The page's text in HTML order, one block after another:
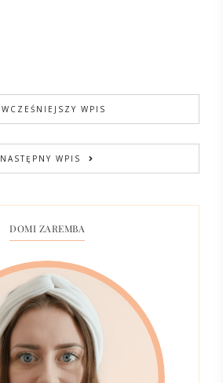
WCZEŚNIEJSZY WPIS
NASTĘPNY WPIS
DOMI ZAREMBA